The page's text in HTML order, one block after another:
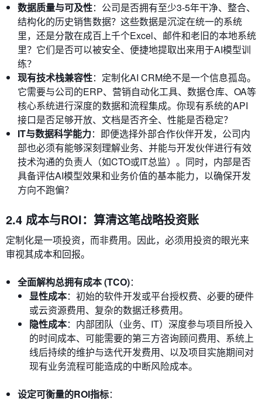
数据质量与可及性：公司是否拥有至少3-5年干净、整合、
结构化的历史销售数据？这些数据是沉淀在统一的系统
里，还是分散在成百上千个Excel、邮件和老旧的本地系统
里？它们是否可以被安全、便捷地提取出来用于AI模型训
练？
现有技术栈兼容性：定制化AI CRM绝不是一个信息孤岛。
它需要与公司的ERP、营销自动化工具、数据仓库、OA等
核心系统进行深度的数据和流程集成。你现有系统的API
接口是否足够开放、文档是否齐全、性能是否稳定？
IT与数据科学能力：即便选择外部合作伙伴开发，公司内
部也必须有能够深刻理解业务、并能与开发伙伴进行有效
技术沟通的负责人（如CTO或IT总监）。同时，内部是否
具备评估AI模型效果和业务价值的基本能力，以确保开发
方向不跑偏？
2.4 成本与ROI：算清这笔战略投资账
定制化是一项投资，而非费用。因此，必须用投资的眼光来
审视其成本和回报。
全面解构总拥有成本 (TCO)：
显性成本：初始的软件开发或平台授权费、必要的硬件
或云资源费用、复杂的数据迁移费用。
隐性成本：内部团队（业务、IT）深度参与项目所投入
的时间成本、可能需要的第三方咨询顾问费用、系统上
线后持续的维护与迭代开发费用、以及项目实施期间对
现有业务流程可能造成的中断风险成本。
设定可衡量的ROI指标：